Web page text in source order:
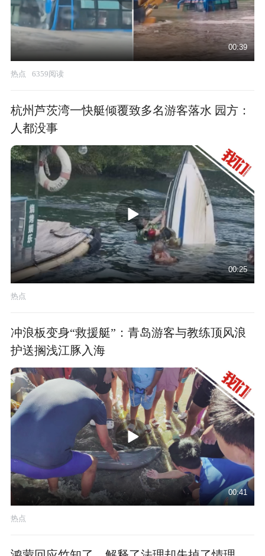
00:39
热点 6359阅读
杭州芦茨湾一快艇倾覆致多名游客落水 园方：
人都没事
00:25
热点
冲浪板变身“救援艇”：青岛游客与教练顶风浪
护送搁浅江豚入海
00:41
热点